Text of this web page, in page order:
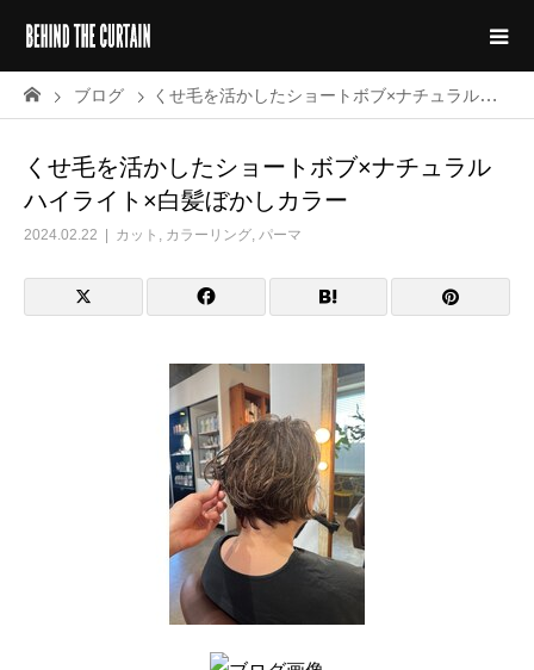
ブログ くせ毛を活かしたショートボブ×ナチュラルハイライト×白髪ぼかしカラー
くせ毛を活かしたショートボブ×ナチュラル
ハイライト×白髪ぼかしカラー
2024.02.22 カット , カラーリング, パーマ